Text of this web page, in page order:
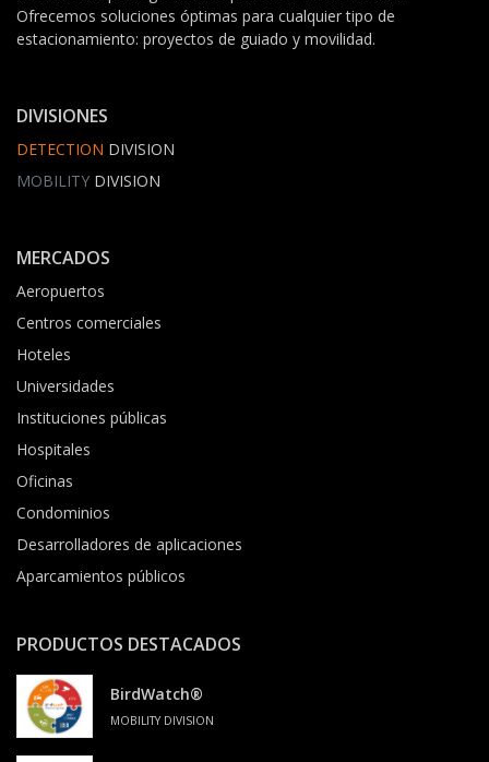
Ofrecemos soluciones óptimas para cualquier tipo de
estacionamiento: proyectos de guiado y movilidad.
DIVISIONES
DETECTION DIVISION
MOBILITY DIVISION
MERCADOS
Aeropuertos
Centros comerciales
Hoteles
Universidades
Instituciones públicas
Hospitales
Oficinas
Condominios
Desarrolladores de aplicaciones
Aparcamientos públicos
PRODUCTOS DESTACADOS
BirdWatch®
MOBILITY DIVISION